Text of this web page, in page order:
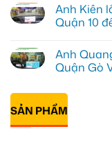
tại
Quận
1,
giải
trí
độ
bi
gầm
cho
Ford
Everest
Đức
cần
ánh
sáng
bình
luận
ở
lắp
Camera
hành
Suzuki
XL7
tại
Anh Kiên
Quận 10
bình
luận
ở
Android
Box
cho
Anh
Quận Gò
có
luận
ở
Anh
SẢN PHẨM